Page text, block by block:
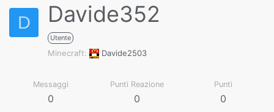
D Davide352
Utente
Minecraft Davide2503
Messaggi
0
Punti Reazione
0
Punti
0